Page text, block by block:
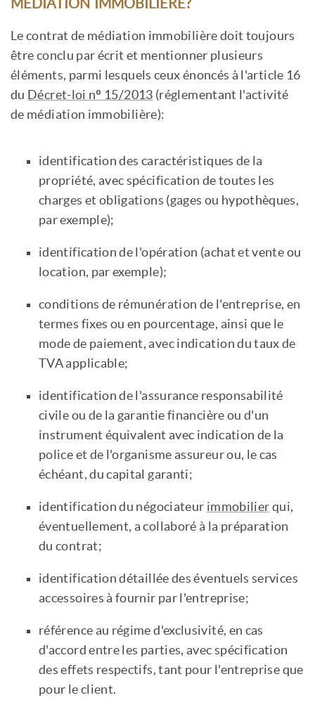
MÉDIATION IMMOBILIÈRE?
Le contrat de médiation immobilière doit toujours
être conclu par écrit et mentionner plusieurs
éléments, parmi lesquels ceux énoncés à l'article 16
du Décret-loi nº 15/2013 (réglementant l'activité
de médiation immobilière):
identification des caractéristiques de la
propriété, avec spécification de toutes les
charges et obligations (gages ou hypothèques,
par exemple);
identification de l'opération (achat et vente ou
location, par exemple);
conditions de rémunération de l'entreprise, en
termes fixes ou en pourcentage, ainsi que le
mode de paiement, avec indication du taux de
TVA applicable;
identification de l'assurance responsabilité
civile ou de la garantie financière ou d'un
instrument équivalent avec indication de la
police et de l'organisme assureur ou, le cas
échéant, du capital garanti;
identification du négociateur immobilier qui,
éventuellement, a collaboré à la préparation
du contrat;
identification détaillée des éventuels services
accessoires à fournir par l'entreprise;
référence au régime d'exclusivité, en cas
d'accord entre les parties, avec spécification
des effets respectifs, tant pour l'entreprise que
pour le client.